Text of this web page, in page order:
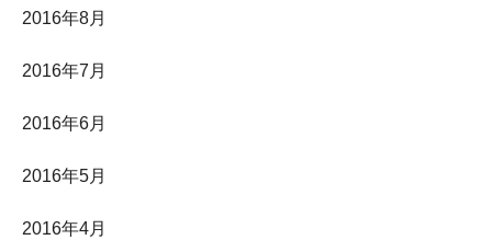
2016年8月
2016年7月
2016年6月
2016年5月
2016年4月